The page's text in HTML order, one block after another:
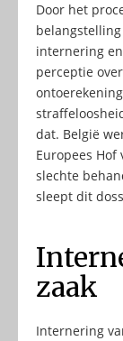
Door het
internering
perceptie
dat. België
Europees Hof
slechte
sleept dit
zaak
Internering